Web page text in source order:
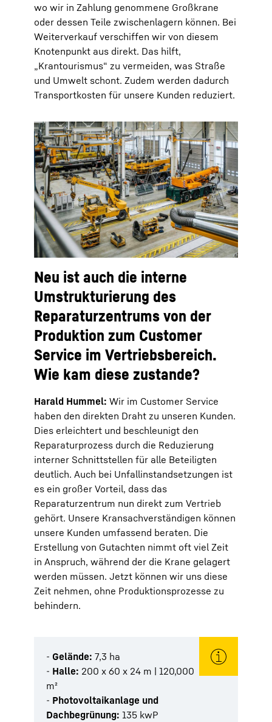
wo wir in Zahlung genommene Großkrane
oder dessen Teile zwischenlagern können. Bei
Weiterverkauf verschiffen wir von diesem
Knotenpunkt aus direkt. Das hilft,
„Krantourismus“ zu vermeiden, was Straße
und Umwelt schont. Zudem werden dadurch
Transportkosten für unsere Kunden reduziert.
Neu ist auch die interne
Umstrukturierung des
Reparaturzentrums von der
Produktion zum Customer
Service im Vertriebsbereich.
Wie kam diese zustande?
Harald Hummel: Wir im Customer Service
haben den direkten Draht zu unseren Kunden.
Dies erleichtert und beschleunigt den
Reparaturprozess durch die Reduzierung
interner Schnittstellen für alle Beteiligten
deutlich. Auch bei Unfallinstandsetzungen ist
es ein großer Vorteil, dass das
Reparaturzentrum nun direkt zum Vertrieb
gehört. Unsere Kransachverständigen können
unsere Kunden umfassend beraten. Die
Erstellung von Gutachten nimmt oft viel Zeit
in Anspruch, während der die Krane gelagert
werden müssen. Jetzt können wir uns diese
Zeit nehmen, ohne Produktionsprozesse zu
behindern.
- Gelände: 7,3 ha
- Halle: 200 x 60 x 24 m | 120,000
m²
- Photovoltaikanlage und
Dachbegrünung: 135 kwP